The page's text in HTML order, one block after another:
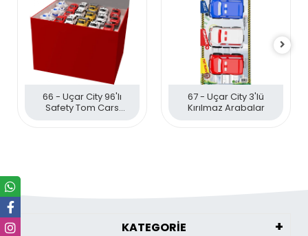
66 - Uçar City 96'lı
Safety Tom Cars
67 - Uçar City 3'lü
Kırılmaz Arabalar
KATEGORİE